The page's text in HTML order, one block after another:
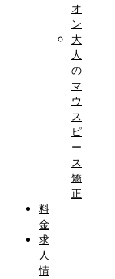
オ
ン
大
人
の
マ
ウ
ス
ピ
ー
ス
矯
正
料
金
求
人
情